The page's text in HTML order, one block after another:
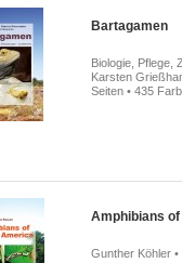
Bartagamen
Biologie, Pflege,
Karsten
Seiten • 435
Amphibians
Gunther Köhler